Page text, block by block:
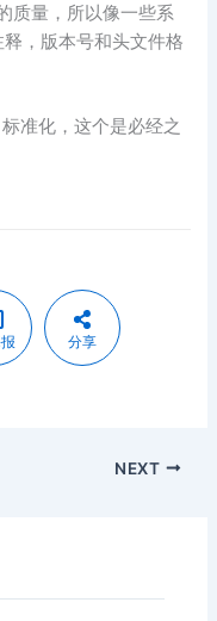
质量，所以像一些系
，版本号和头文件格
准化，这个是必经之
分享
NEXT